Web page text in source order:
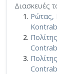
Διασκευές
Ρώτας,